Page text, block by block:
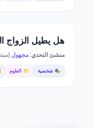
هل يطيل الزواج
منشئ التحدي:مجهول
🎭 شخصية 📁 العلوم